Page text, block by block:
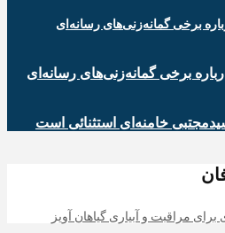
درباره برخی گمانه‌زنی‌های رسانه‌ای
خامنه‌ای استثنائی است
مراقبت و آبیاری گیاهان آویز